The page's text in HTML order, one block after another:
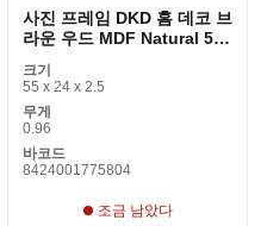
사진 프레임 DKD 홈 데코 브
라운 우드 MDF Natural 55
크기
55 x 24 x 2.5
무게
0.96
바코드
8424001775804
조금 남았다